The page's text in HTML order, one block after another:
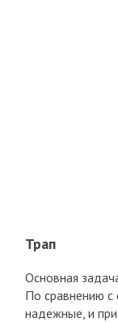
Трап
Основная
По сравнению
надежные, и